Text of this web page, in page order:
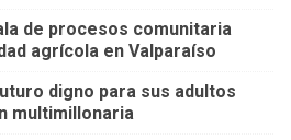
de procesos comunitaria
agrícola en Valparaíso
digno para sus adultos
multimillonaria